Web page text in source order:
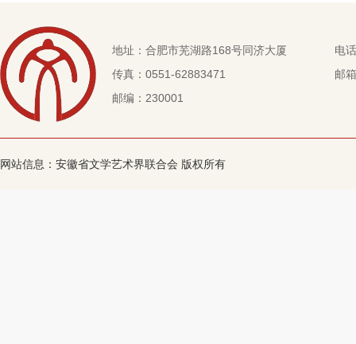
地址：合肥市芜湖路168号同济大厦
电
传真：0551-62883471
邮
邮编：230001
网站信息：安徽省文学艺术界联合会 版权所有